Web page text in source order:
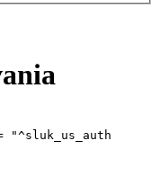
"^sluk_us_auth